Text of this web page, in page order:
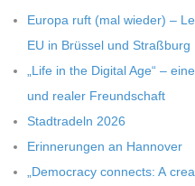
H
U
L
E
Europa ruft (mal wie­der) –
EU in Brüs­sel und Straßburg
„Life in the Digi­tal Age“ –
und rea­ler Freundschaft
Stadt­ra­deln 2026
Erin­ne­run­gen an Hannover
„Demo­cracy con­nects: A